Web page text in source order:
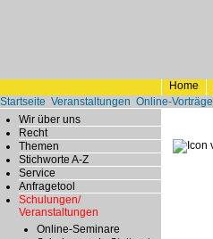
Home
Startseite Veranstaltungen Online-Vorträge
Wir über uns
Recht
Themen
Stichworte A-Z
Service
Anfragetool
Schulungen/
Veranstaltungen
Online-Seminare